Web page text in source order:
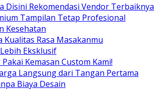
Disini Rekomendasi Vendor Terbaiknya
Tampilan Tetap Profesional
Kesehatan
Rasa Masakanmu
Eksklusif
Kemasan Custom Kami!
Langsung dari Tangan Pertama
Biaya Desain